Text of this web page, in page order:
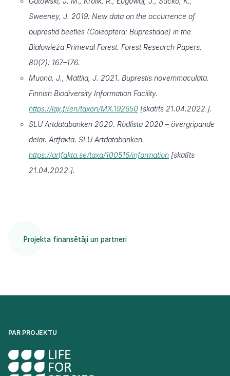
Sweeney, J. 2019. New data on the occurrence of
buprestid beetles (Coleoptera: Buprestidae) in the
Białowieża Primeval Forest. Forest Research Papers,
80(2): 167–176.
Muona, J., Mattila, J. 2021. Buprestis novemmaculata.
Finnish Biodiversity Information Facility.
https://laji.fi/en/taxon/MX.192650 [skatīts 21.04.2022.].
SLU Artdatabanken 2020. Rödlista 2020 – övergripande
delar. Artfakta. SLU Artdatabanken.
https://artfakta.se/taxa/100516/information [skatīts
21.04.2022.].
Projekta finansētāji un partneri
PAR PROJEKTU